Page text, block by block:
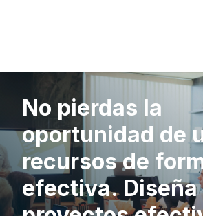
No pierdas la
oportunidad de
recursos de
efectiva. Diseña